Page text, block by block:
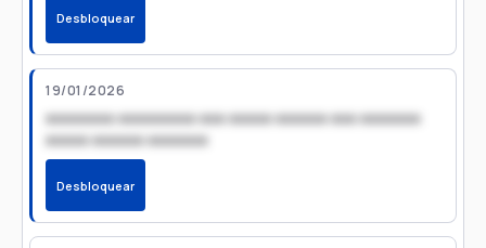
Desbloquear
19/01/2026
xxxxxxxx xxxxxxxxx xxx xxxxx xxxxxx xxx xxxxxxx
xxxxx xxxxxx xxxxxxx
Desbloquear